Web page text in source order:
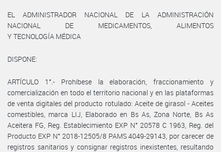
EL ADMINISTRADOR NACIONAL DE LA ADMINISTRACIÓN
NACIONAL DE MEDICAMENTOS, ALIMENTOS
Y TECNOLOGÍA MÉDICA
DISPONE:
ARTÍCULO 1°.- Prohíbese la elaboración, fraccionamiento y
comercialización en todo el territorio nacional y en las plataformas
de venta digitales del producto rotulado: Aceite de girasol - Aceites
comestibles, marca LIJ, Elaborado en Bs As, Zona Norte, Bs As
Aceitera FG, Reg. Establecimiento EXP N° 20578 C 1963, Reg. del
Producto EXP N° 2018-12505/8 PAMS 4049-29143, por carecer de
registros sanitarios y consignar registros inexistentes, resultando